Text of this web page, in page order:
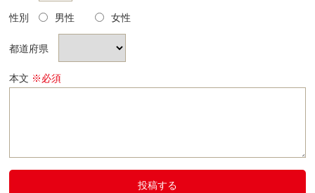
性別 男性 女性
都道府県
本文 ※必須
投稿する